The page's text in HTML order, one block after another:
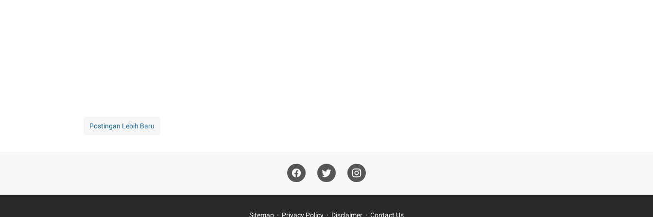
Postingan Lebih Baru
Sitemap Privacy Policy Disclaimer Contact Us